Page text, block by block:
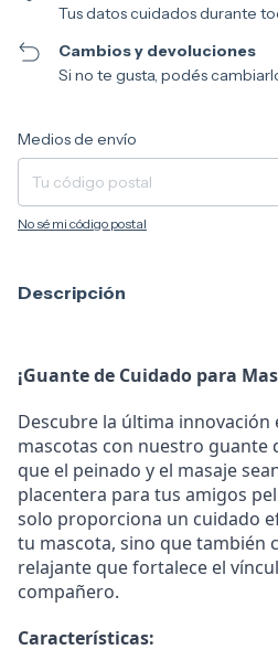
Tus datos cuidados durante
Cambios y devoluciones
Si no te gusta, podés
Entregas para el CP:
Medios de envío
No sé mi código postal
Descripción
¡Guante de Cuidado para
Descubre la última innovación
mascotas con nuestro guante
que el peinado y el masaje
placentera para tus amigos
solo proporciona un cuidado
tu mascota, sino que también
relajante que fortalece el
compañero.
Características: